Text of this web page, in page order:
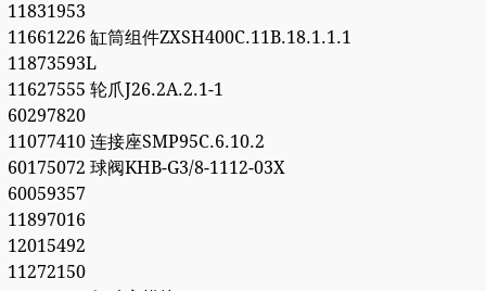
11831953
11661226 缸筒组件ZXSH400C.11B.18.1.1.1
11873593L
11627555 轮爪J26.2A.2.1-1
60297820
11077410 连接座SMP95C.6.10.2
60175072 球阀KHB-G3/8-1112-03X
60059357
11897016
12015492
11272150